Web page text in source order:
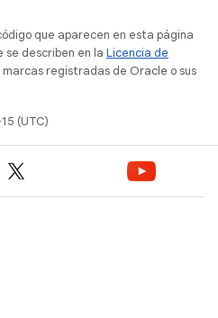
que aparecen en esta página
se describen en la Licencia de
marcas registradas de Oracle o sus
(UTC)